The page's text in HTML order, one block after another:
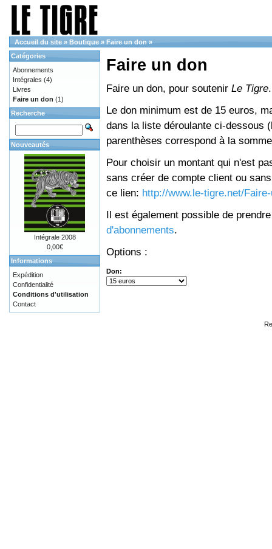
Accueil du site » Boutique » Faire un don »
Faire un don
Faire un don, pour soutenir Le Tigre.
Le don minimum est de 15 euros,
dans la liste déroulante ci-dessous
parenthèses correspond à la
Pour choisir un montant qui n'est
sans créer de compte client ou
ce lien: http://www.le-tigre.net/
Il est également possible de
d'abonnements.
Options :
Don:
Catégories
Abonnements
Intégrales (4)
Livres
Faire un don (1)
Recherche
Nouveautés
Intégrale 2008
0,00€
Informations
Expédition
Confidentialité
Conditions d'utilisation
Contact